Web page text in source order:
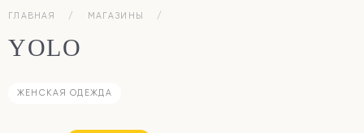
ГЛАВНАЯ МАГАЗИНЫ
YOLO
ЖЕНСКАЯ ОДЕЖДА